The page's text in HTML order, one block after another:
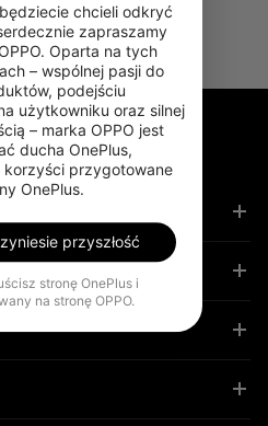
chcieli odkryć
zapraszamy
Oparta na tych
– wspólnej pasji do
podejściu
użytkowniku oraz silnej
– marka OPPO jest
ducha OnePlus,
przygotowane
OnePlus.
przyszłość
stronę OnePlus i
na stronę OPPO.